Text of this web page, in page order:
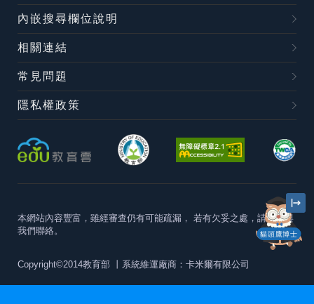
貓頭鷹博士
內嵌搜尋欄位說明
相關連結
常見問題
隱私權政策
本網站內容豐富，雖經審查仍有可能疏漏， 若有欠妥之處，請隨時與
我們聯絡。
Copyright©2014教育部 丨系統維運廠商：卡米爾有限公司